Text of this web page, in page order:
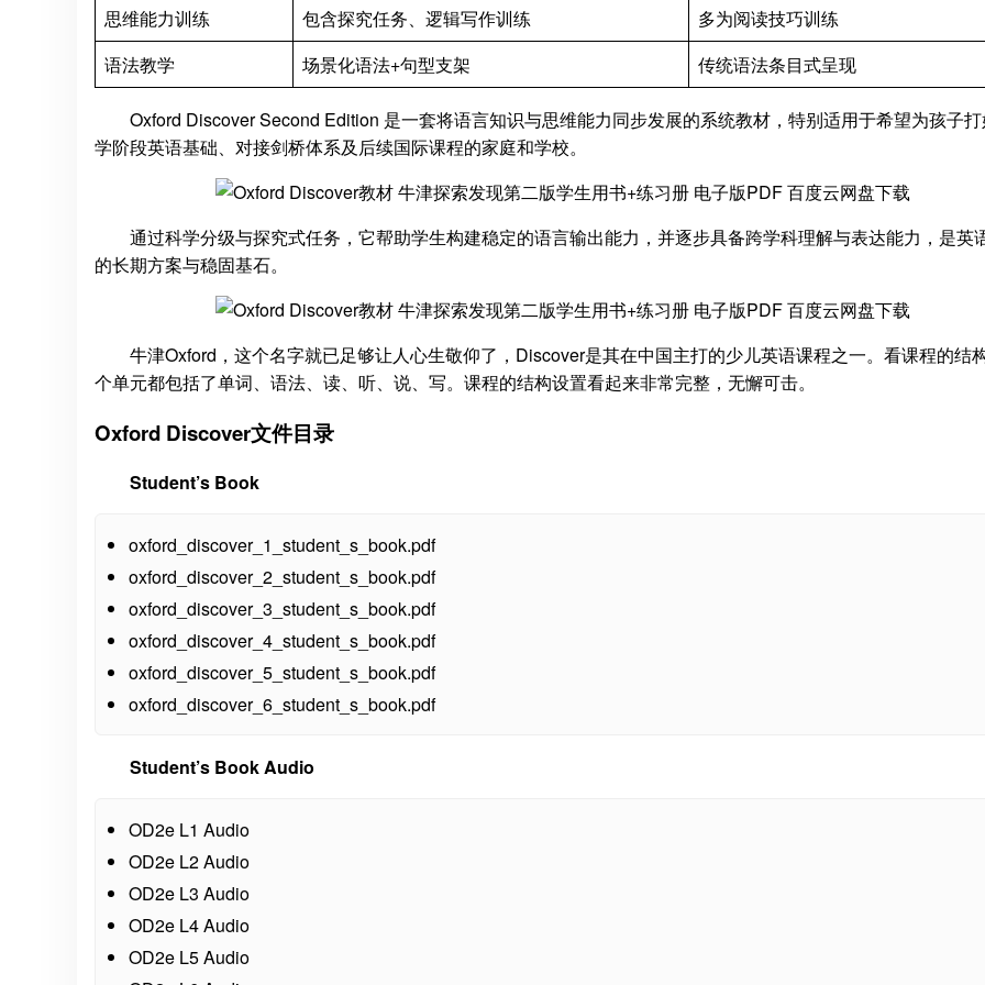
思维能力训练
包含探究任务、逻辑写作训练
多为阅读技巧训练
语法教学
场景化语法+句型支架 传统语法条目式呈现
Oxford Discover Second Edition 是一套将语言知识与思维能力同步发展的系统教材，特别适用于希望为孩子
学阶段英语基础、对接剑桥体系及后续国际课程的家庭和学校。
通过科学分级与探究式任务，它帮助学生构建稳定的语言输出能力，并逐步具备跨学科理解与表达能力，是英
的长期方案与稳固基石。
牛津Oxford，这个名字就已足够让人心生敬仰了，Discover是其在中国主打的少儿英语课程之一。看课程的结
个单元都包括了单词、语法、读、听、说、写。课程的结构设置看起来非常完整，无懈可击。
Oxford Discover文件目录
Student’s Book
oxford_discover_1_student_s_book.pdf
oxford_discover_2_student_s_book.pdf
oxford_discover_3_student_s_book.pdf
oxford_discover_4_student_s_book.pdf
oxford_discover_5_student_s_book.pdf
oxford_discover_6_student_s_book.pdf
Student’s Book Audio
OD2e L1 Audio
OD2e L2 Audio
OD2e L3 Audio
OD2e L4 Audio
OD2e L5 Audio